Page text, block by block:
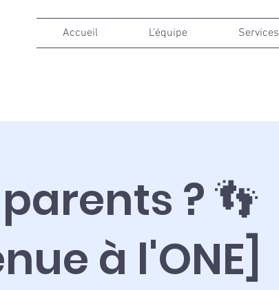
Accueil L'équipe Services
? 👣
à l'ONE]